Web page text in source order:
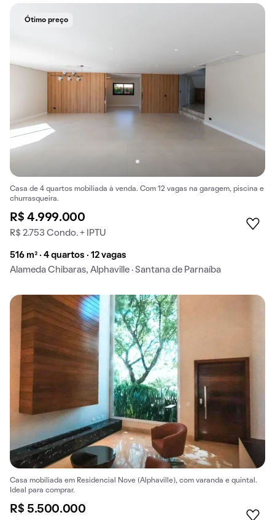
Ótimo preço
Casa de 4 quartos mobiliada à venda. Com 12 vagas na garagem, piscina e
churrasqueira.
R$ 4.999.000
R$ 2.753 Condo. + IPTU
516 m² · 4 quartos · 12 vagas
Alameda Chibaras, Alphaville · Santana de Parnaíba
Casa mobiliada em Residencial Nove (Alphaville), com varanda e quintal.
Ideal para comprar.
R$ 5.500.000